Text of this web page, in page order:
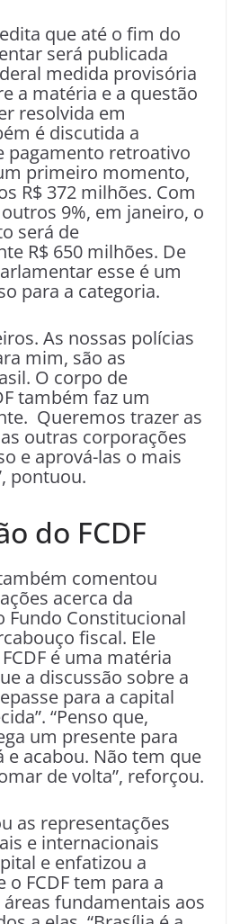
que até o fim do
será publicada
medida provisória
a matéria e a questão
resolvida em
é discutida a
pagamento retroativo
primeiro momento,
R$ 372 milhões. Com
9%, em janeiro, o
será de
R$ 650 milhões. De
esse é um
para a categoria.
As nossas polícias
mim, são as
O corpo de
também faz um
Queremos trazer as
outras corporações
e aprová-las o mais
pontuou.
do FCDF
comentou
acerca da
Fundo Constitucional
fiscal. Ele
é uma matéria
a discussão sobre a
para a capital
“Penso que,
um presente para
e acabou. Não tem que
de volta”, reforçou.
as representações
e internacionais
e enfatizou a
FCDF tem para a
fundamentais aos